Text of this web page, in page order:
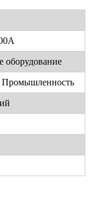
оборудование
Промышленность